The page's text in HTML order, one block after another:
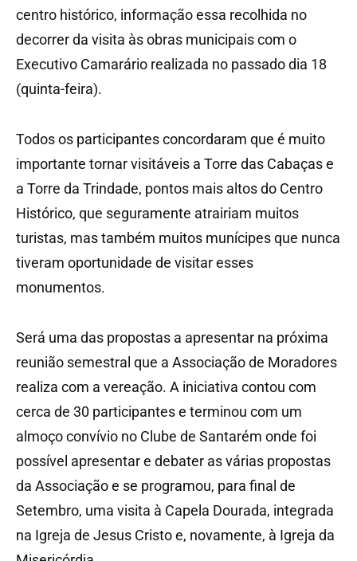
centro histórico, informação essa recolhida no
decorrer da visita às obras municipais com o
Executivo Camarário realizada no passado dia 18
(quinta-feira).
Todos os participantes concordaram que é muito
importante tornar visitáveis a Torre das Cabaças e
a Torre da Trindade, pontos mais altos do Centro
Histórico, que seguramente atrairiam muitos
turistas, mas também muitos munícipes que nunca
tiveram oportunidade de visitar esses
monumentos.
Será uma das propostas a apresentar na próxima
reunião semestral que a Associação de Moradores
realiza com a vereação. A iniciativa contou com
cerca de 30 participantes e terminou com um
almoço convívio no Clube de Santarém onde foi
possível apresentar e debater as várias propostas
da Associação e se programou, para final de
Setembro, uma visita à Capela Dourada, integrada
na Igreja de Jesus Cristo e, novamente, à Igreja da